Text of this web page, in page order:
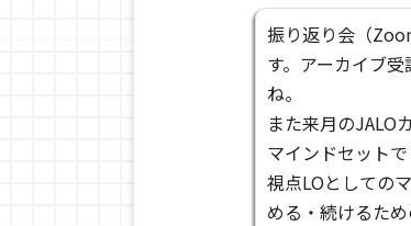
振り返り会（
す。アーカイブ
ね。
また来月のJALO
マインドセット
視点LOとしての
める・続けるた